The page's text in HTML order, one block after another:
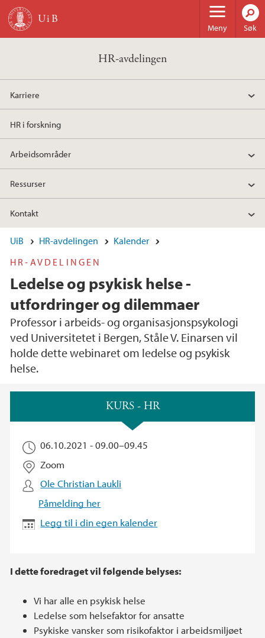
Hopp til hovedinnhold
Meny Søk
HR-avdelingen
Karriere
HR i forskning
Arbeidsområder
Ressurser
Kontakt
UiB HR-avdelingen
Kalender
HR-AVDELINGEN
Ledelse og psykisk helse -
utfordringer og dilemmaer
Professor i arbeids- og organisasjonspsykologi
ved Universitetet i Bergen, Ståle V. Einarsen vil
holde dette webinaret om ledelse og psykisk
helse.
KURS - HR
06.10.2021 -09.00–09.45
Zoom
Ole Christian Laukli
Påmelding her
Legg til i din egen kalender
I dette foredraget vil følgende belyses:
Vi har alle en psykisk helse
Ledelse som helsefaktor for ansatte
Psykiske vansker som risikofaktor i arbeidsmiljøet